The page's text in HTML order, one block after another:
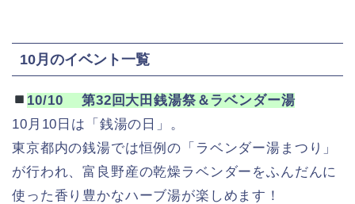
10月のイベント一覧
10/10 第32回大田銭湯祭＆ラベンダー湯
10月10日は「銭湯の日」。
東京都内の銭湯では恒例の「ラベンダー湯まつり」
が行われ、富良野産の乾燥ラベンダーをふんだんに
使った香り豊かなハーブ湯が楽しめます！